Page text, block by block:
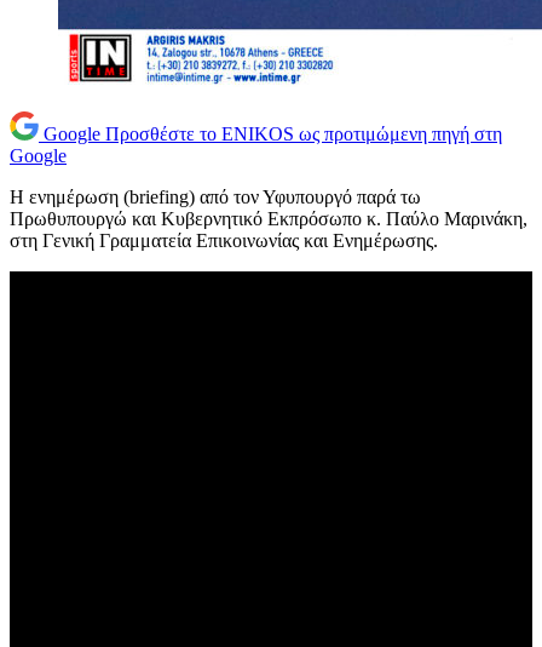
Google Προσθέστε το ENIKOS ως προτιμώμενη πηγή στη
Google
Η ενημέρωση (briefing) από τον Υφυπουργό παρά τω
Πρωθυπουργώ και Κυβερνητικό Εκπρόσωπο κ. Παύλο Μαρινάκη,
στη Γενική Γραμματεία Επικοινωνίας και Ενημέρωσης.